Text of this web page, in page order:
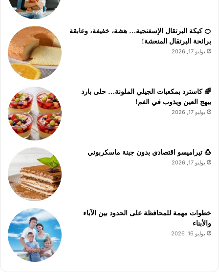
🍊 كيكة البرتقال الإسفنجية… هشة، خفيفة، وعابقة
برائحة البرتقال المنعشة!
يوليو 17, 2026
🌈 كاسترد بمكعبات الجيلي الملونة… حلى بارد
يبهج العين ويذوب في الفم!
يوليو 17, 2026
🍮 تيراميسو اقتصادي بدون جبنة ماسكربوني
يوليو 17, 2026
خطوات مهمة للمحافظة على الحدود بين الآباء
والأبناء
يوليو 16, 2026